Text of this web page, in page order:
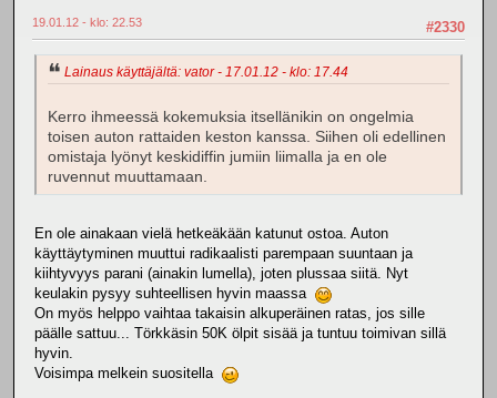
#2330
19.01.12 - klo: 22.53
Lainaus käyttäjältä: vator - 17.01.12 - klo: 17.44
Kerro ihmeessä kokemuksia itsellänikin on ongelmia
toisen auton rattaiden keston kanssa. Siihen oli edellinen
omistaja lyönyt keskidiffin jumiin liimalla ja en ole
ruvennut muuttamaan.
En ole ainakaan vielä hetkeäkään katunut ostoa. Auton
käyttäytyminen muuttui radikaalisti parempaan suuntaan ja
kiihtyvyys parani (ainakin lumella), joten plussaa siitä. Nyt
keulakin pysyy suhteellisen hyvin maassa
On myös helppo vaihtaa takaisin alkuperäinen ratas, jos sille
päälle sattuu... Törkkäsin 50K ölpit sisää ja tuntuu toimivan sillä
hyvin.
Voisimpa melkein suositella